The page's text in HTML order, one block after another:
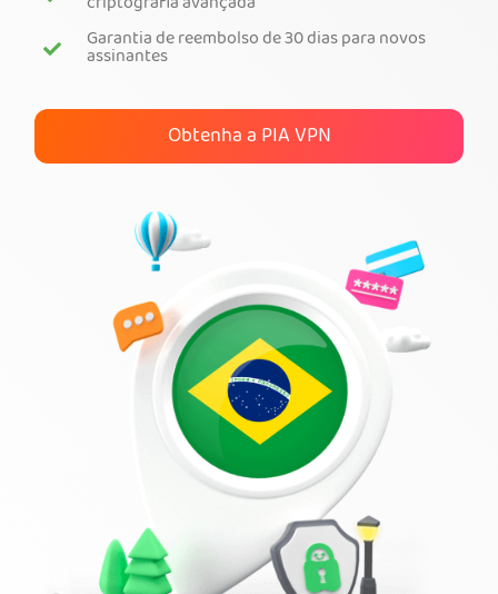
Garantia de reembolso de 30 dias para novos
assinantes
Obtenha a PIA VPN